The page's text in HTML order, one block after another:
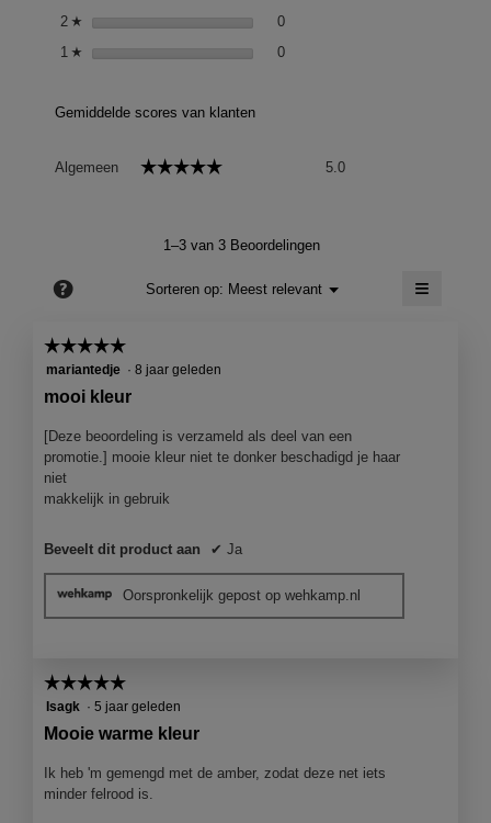
2 ☆ sterren 0
1 ☆ sterren 0
Gemiddelde scores van klanten
Algemeen ☆☆☆☆☆
☆☆☆☆☆ 5.0
1–3 van 3 Beoordelingen
? Sorteren op: Meest relevant ▼
Menu ≡
☆☆☆☆☆
☆☆☆☆☆
5
sterren.
mariantedje · 8 jaar geleden
mooi kleur
[Deze beoordeling is verzameld als deel van een
promotie.] mooie kleur niet te donker beschadigd je haar
niet
makkelijk in gebruik
Beveelt dit product aan ✔ Ja
Oorspronkelijk gepost op wehkamp.nl
☆☆☆☆☆
☆☆☆☆☆
5
sterren.
Isagk · 5 jaar geleden
Mooie warme kleur
Ik heb 'm gemengd met de amber, zodat deze net iets
minder felrood is.